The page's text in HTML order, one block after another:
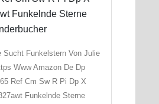
Sucht Funkelstern Von Julie
Www Amazon De Dp
Ref Cm Sw R Pi Dp X
Funkelnde Sterne